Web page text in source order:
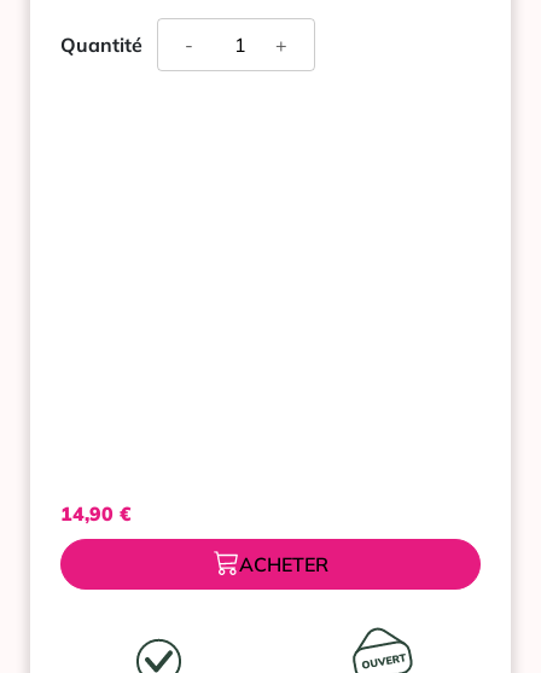
Quantité +
quantité
-
14,90 €
ACHETER